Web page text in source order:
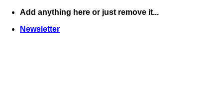
Skip
content
Add anything here or just remove it...
Newsletter